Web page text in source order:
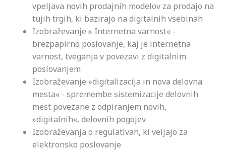
vpeljava novih prodajnih modelov za prodajo na
tujih trgih, ki bazirajo na digitalnih vsebinah
Izobraževanje » Internetna varnost« -
brezpapirno poslovanje, kaj je internetna
varnost, tveganja v povezavi z digitalnim
poslovanjem
Izobraževanje »digitalizacija in nova delovna
mesta« - spremembe sistemizacije delovnih
mest povezane z odpiranjem novih,
»digitalnih«, delovnih pogojev
Izobraževanja o regulativah, ki veljajo za
elektronsko poslovanje